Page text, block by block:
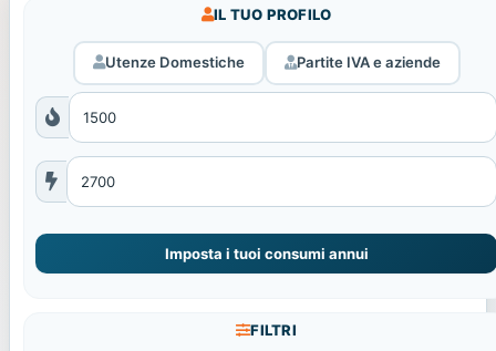
IL TUO PROFILO
Utenze Domestiche Partite IVA e aziende
Imposta i tuoi consumi annui
FILTRI